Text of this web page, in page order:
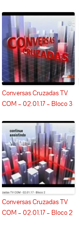
Conversas Cruzadas TV
COM – 02.01.17 – Bloco 3
Conversas Cruzadas TV
COM – 02.01.17 – Bloco 2